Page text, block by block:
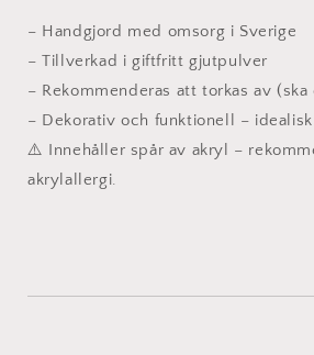
dekoration dekoration
– Handgjord med omsorg i Sverige
– Tillverkad i giftfritt gjutpulver
– Rekommenderas att torkas av (ska
– Dekorativ och funktionell –
⚠️ Innehåller spår av akryl –
akrylallergi.